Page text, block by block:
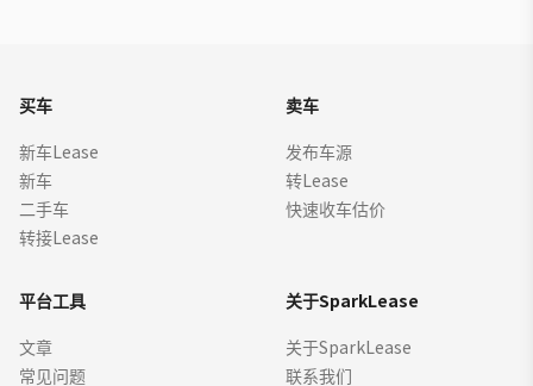
买车
新车Lease
新车
二手车
转接Lease
卖车
发布车源
转Lease
快速收车估价
平台工具
文章
常见问题
关于SparkLease
关于SparkLease
联系我们